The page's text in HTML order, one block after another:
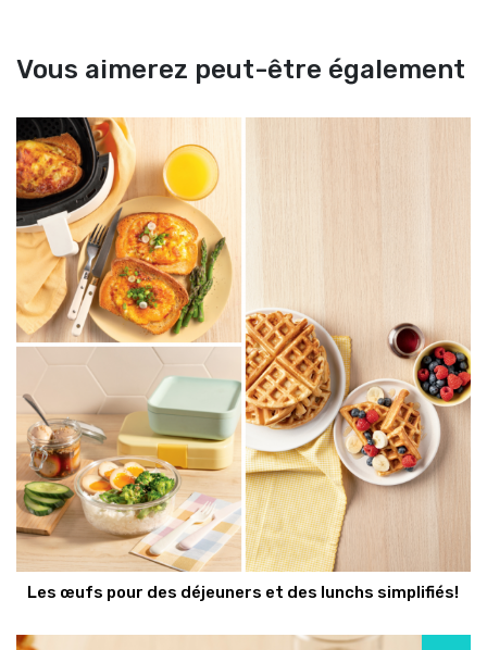
Vous aimerez peut-être également
Les œufs pour des déjeuners et des lunchs simplifiés!